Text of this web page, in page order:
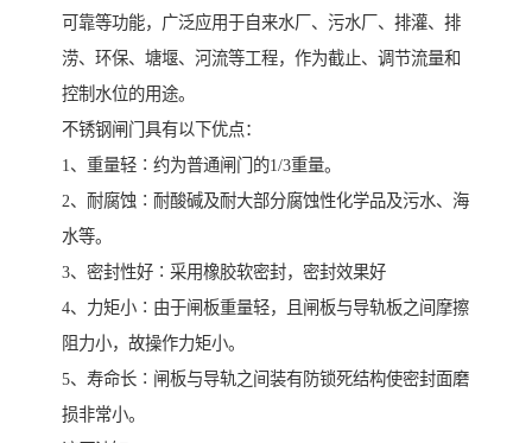
可靠等功能，广泛应用于自来水厂、污水厂、排灌、排
涝、环保、塘堰、河流等工程，作为截止、调节流量和
控制水位的用途。
不锈钢闸门具有以下优点：
1、重量轻∶约为普通闸门的1/3重量。
2、耐腐蚀∶耐酸碱及耐大部分腐蚀性化学品及污水、海
水等。
3、密封性好∶采用橡胶软密封，密封效果好
4、力矩小∶由于闸板重量轻，且闸板与导轨板之间摩擦
阻力小，故操作力矩小。
5、寿命长∶闸板与导轨之间装有防锁死结构使密封面磨
损非常小。